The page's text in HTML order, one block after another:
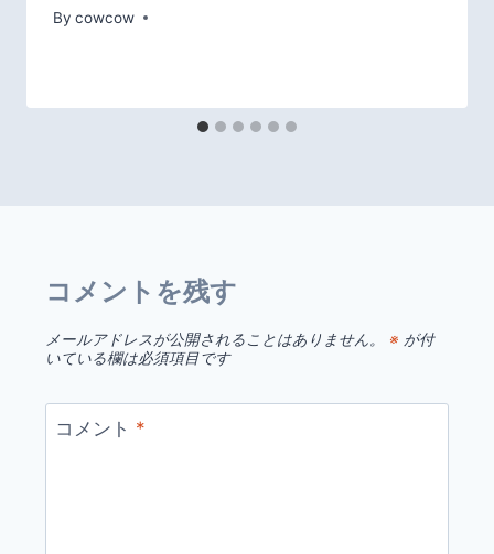
By cowcow
コメントを残す
メールアドレスが公開されることはありません。 ※ が付
いている欄は必須項目です
コメント *